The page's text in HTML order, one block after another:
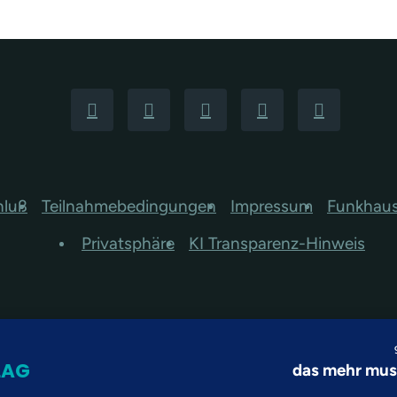
Teilnahmebedingungen Impressum
Privatsphäre
KI Transparenz-Hinweis
das mehr